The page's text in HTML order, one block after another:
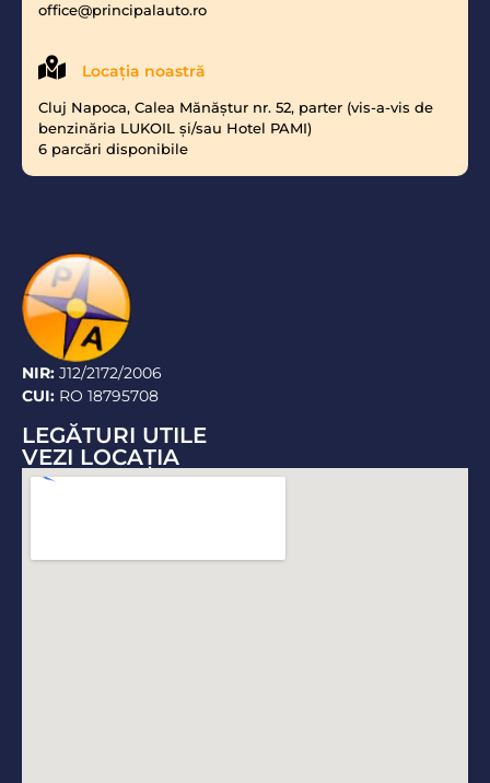
office@principalauto.ro
Locaţia noastră
Cluj Napoca, Calea Mănăştur nr. 52, parter (vis-a-vis de
benzinăria LUKOIL şi/sau Hotel PAMI)
6 parcări disponibile
NIR: J12/2172/2006
CUI: RO 18795708
LEGĂTURI UTILE
VEZI LOCAŢIA